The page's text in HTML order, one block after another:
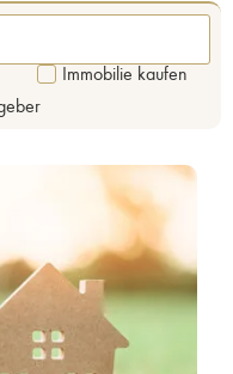
Immobilie kaufen